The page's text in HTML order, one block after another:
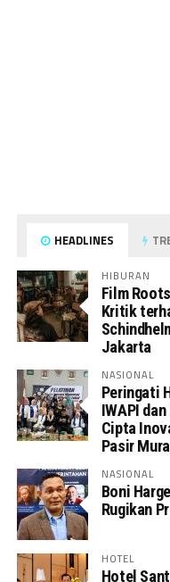
HEADLINES
HIBURAN
Film
Kritik
Jakarta
NASIONAL
Peringati
IWAPI
Cipta
Pasir
NASIONAL
Boni
Rugikan
HOTEL
Hotel